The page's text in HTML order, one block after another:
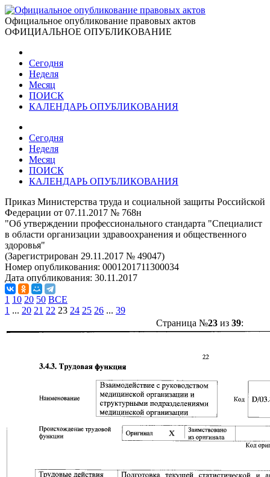
Официальное опубликование правовых актов
ОФИЦИАЛЬНОЕ ОПУБЛИКОВАНИЕ
Сегодня
Неделя
Месяц
ПОИСК
КАЛЕНДАРЬ ОПУБЛИКОВАНИЯ
Сегодня
Неделя
Месяц
ПОИСК
КАЛЕНДАРЬ ОПУБЛИКОВАНИЯ
Приказ Министерства труда и социальной защиты Российской
Федерации от 07.11.2017 № 768н
"Об утверждении профессионального стандарта "Специалист
в области организации здравоохранения и общественного
здоровья"
(Зарегистрирован 29.11.2017 № 49047)
Номер опубликования: 0001201711300034
Дата опубликования: 30.11.2017
1 10 20 50 ВСЕ
1 ... 20 21 22 23 24 25 26 ... 39
Страница №23из 39: